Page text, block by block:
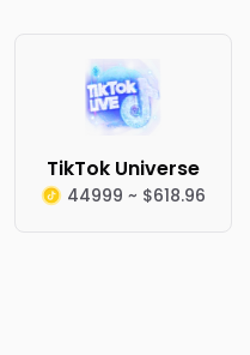
TikTok Universe
44999 ~ $618.96